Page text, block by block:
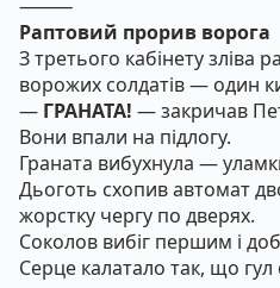
⸻
Раптовий прорив ворога
З третього кабінету зліва
ворожих солдатів — один
— ГРАНАТА! — закричав
Вони впали на підлогу.
Граната вибухнула —
Дьоготь схопив автомат
жорстку чергу по дверях.
Соколов вибіг першим і
Серце калатало так, що гул